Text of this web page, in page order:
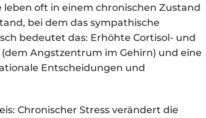
oft in einem chronischen Zustand
bei dem das sympathische
bedeutet das: Erhöhte Cortisol- und
Angstzentrum im Gehirn) und eine
Entscheidungen und
Chronischer Stress verändert die